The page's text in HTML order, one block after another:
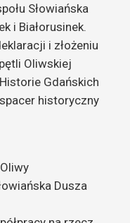
Słowiańska
i Białorusinek.
i złożeniu
Oliwskiej
Gdańskich
historyczny
Dusza